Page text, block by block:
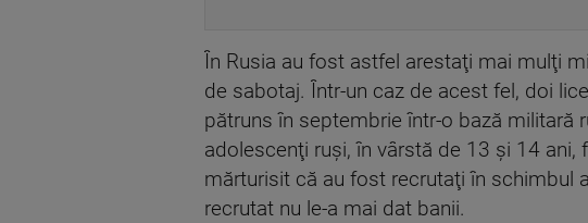
În Rusia au fost astfel arestaţi mai mulţi
de sabotaj. Într-un caz de acest fel, doi
pătruns în septembrie într-o bază militară
adolescenţi ruşi, în vârstă de 13 şi 14
mărturisit că au fost recrutaţi în schimbul
recrutat nu le-a mai dat banii.